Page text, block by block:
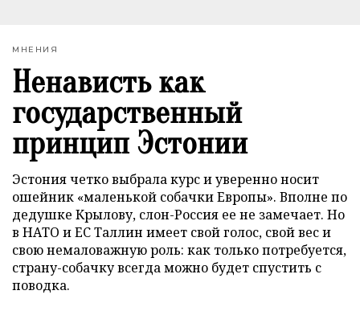
МНЕНИЯ
Ненависть как
государственный
принцип Эстонии
Эстония четко выбрала курс и уверенно носит
ошейник «маленькой собачки Европы». Вполне по
дедушке Крылову, слон-Россия ее не замечает. Но
в НАТО и ЕС Таллин имеет свой голос, свой вес и
свою немаловажную роль: как только потребуется,
страну-собачку всегда можно будет спустить с
поводка.